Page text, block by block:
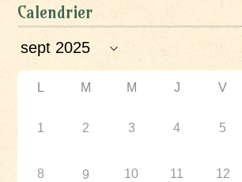
Calendrier
L M M J V
1 2 3 4 5
8 9 10 11 12